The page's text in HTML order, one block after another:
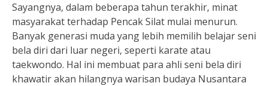
Sayangnya, dalam beberapa tahun terakhir, minat
masyarakat terhadap Pencak Silat mulai menurun.
Banyak generasi muda yang lebih memilih belajar seni
bela diri dari luar negeri, seperti karate atau
taekwondo. Hal ini membuat para ahli seni bela diri
khawatir akan hilangnya warisan budaya Nusantara